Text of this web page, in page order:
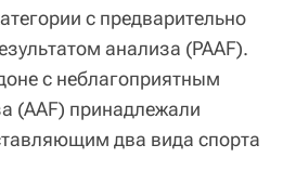
с предварительно
анализа (PAAF).
с неблагоприятным
(AAF) принадлежали
два вида спорта